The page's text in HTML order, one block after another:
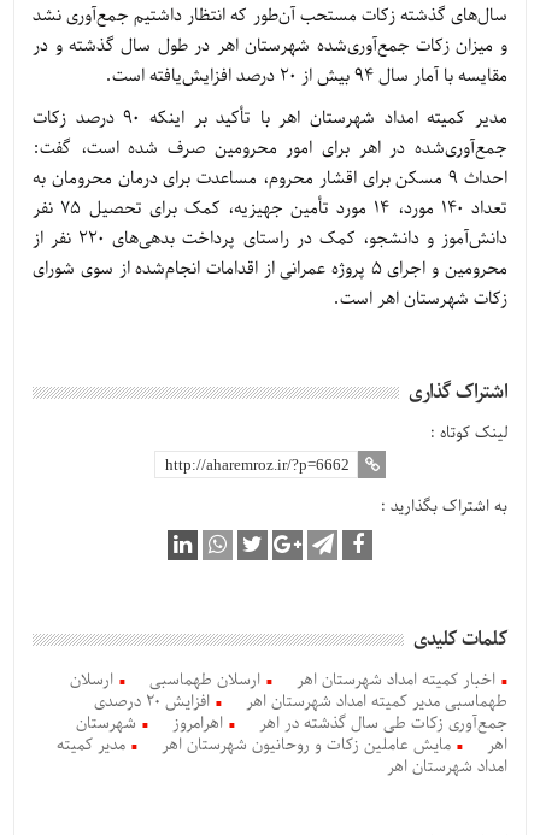
سال‌های گذشته زکات مستحب آن‌طور که انتظار داشتیم جمع‌آوری نشد
و میزان زکات جمع‌آوری‌شده شهرستان اهر در طول سال گذشته و در
مقایسه با آمار سال 94 بیش از 20 درصد افزایش‌یافته است.
مدیر کمیته امداد شهرستان اهر با تأکید بر اینکه 90 درصد زکات
جمع‌آوری‌شده در اهر برای امور محرومین صرف شده است، گفت:
احداث 9 مسکن برای اقشار محروم، مساعدت برای درمان محرومان به
تعداد 140 مورد، 14 مورد تأمین جهیزیه، کمک برای تحصیل 75 نفر
دانش‌آموز و دانشجو، کمک در راستای پرداخت بدهی‌های 220 نفر از
محرومین و اجرای 5 پروژه عمرانی از اقدامات انجام‌شده از سوی شورای
زکات شهرستان اهر است.
اشتراک گذاری
لینک کوتاه :
به اشتراک بگذارید :
کلمات کلیدی
اخبار کمیته امداد شهرستان اهر ارسلان طهماسبی
ارسلان
طهماسبی مدیر کمیته امداد شهرستان اهر
افزایش 20 درصدی
جمع‌آوری زکات طی سال گذشته در اهر
اهرامروز
شهرستان
اهر
مایش عاملین زکات و روحانیون شهرستان اهر
مدیر کمیته
امداد شهرستان اهر